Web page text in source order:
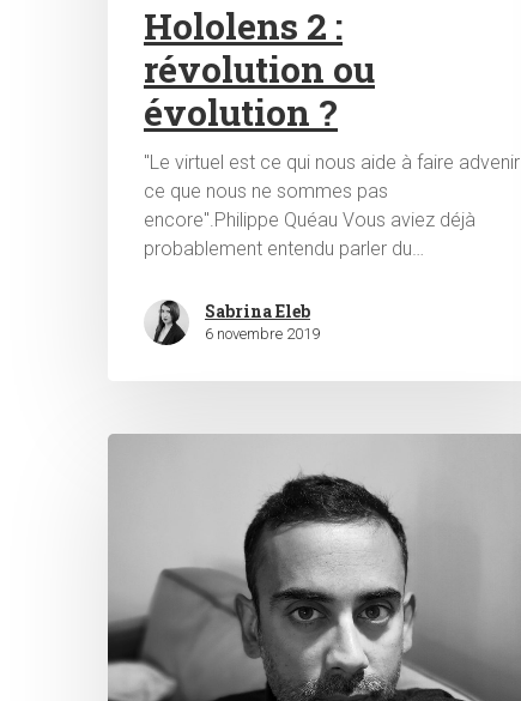
Hololens 2 :
révolution ou
évolution ?
"Le virtuel est ce qui nous aide à faire advenir
ce que nous ne sommes pas
encore".Philippe Quéau Vous aviez déjà
probablement entendu parler du…
Sabrina Eleb
6 novembre 2019